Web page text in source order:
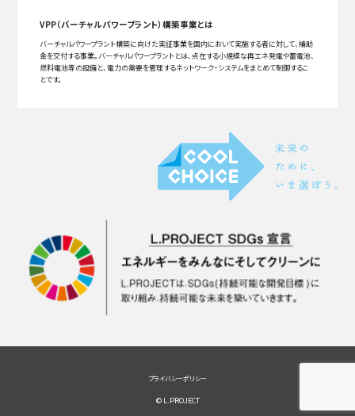
VPP（バーチャルパワープラント）構築事業とは
バーチャルパワープラント構築に向けた実証事業を国内において実施する者に対して、補助
金を交付する事業。バーチャルパワープラントとは、点在する小規模な再エネ発電や蓄電池、
燃料電池等の設備と、電力の需要を管理するネットワーク・システムをまとめて制御するこ
とです。
プライバシーポリシー
© L.PROJECT